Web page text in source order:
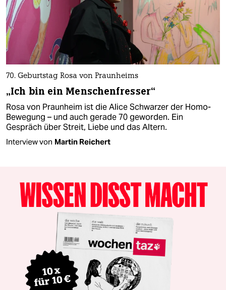
70. Geburtstag Rosa von Praunheims
„Ich bin ein Menschenfresser“
Rosa von Praunheim ist die Alice Schwarzer der Homo-
Bewegung – und auch gerade 70 geworden. Ein
Gespräch über Streit, Liebe und das Altern.
Interview von Martin Reichert